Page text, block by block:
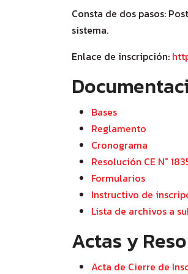
Consta de dos pasos:
sistema.
Enlace de inscripción:
Bases
Reglamento
Cronograma
Resolución CE N°
Formularios
Instructivo de
Lista de archivos a
Actas y
Acta de Cierre de